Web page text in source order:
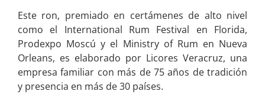
Este ron, premiado en certámenes de alto nivel
como el International Rum Festival en Florida,
Prodexpo Moscú y el Ministry of Rum en Nueva
Orleans, es elaborado por Licores Veracruz, una
empresa familiar con más de 75 años de tradición
y presencia en más de 30 países.